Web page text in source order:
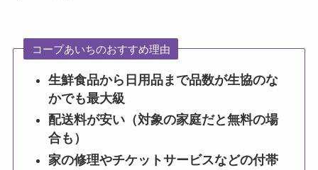
コープあいちのおすすめ理由
生鮮食品から日用品まで品数が生協のな
かでも最大級
配送料が安い（対象の家庭だと無料の場
合も）
家の修理やチケットサービスなどの付帯